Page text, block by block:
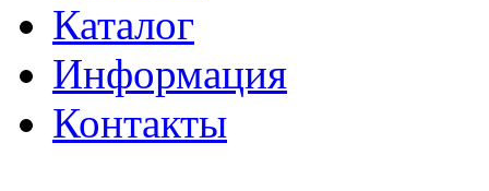
Каталог
Информация
Контакты